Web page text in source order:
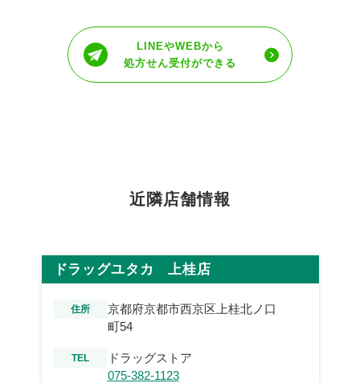
LINEやWEBから
処方せん受付ができる
近隣店舗情報
ドラッグユタカ 上桂店
住所
京都府京都市西京区上桂北ノ口
町54
TEL
ドラッグストア
075-382-1123